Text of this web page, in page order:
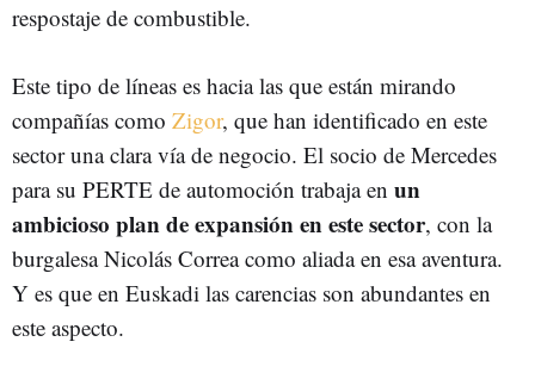
respostaje de combustible.
Este tipo de líneas es hacia las que están mirando
compañías como Zigor, que han identificado en este
sector una clara vía de negocio. El socio de Mercedes
para su PERTE de automoción trabaja en un
ambicioso plan de expansión en este sector, con la
burgalesa Nicolás Correa como aliada en esa aventura.
Y es que en Euskadi las carencias son abundantes en
este aspecto.